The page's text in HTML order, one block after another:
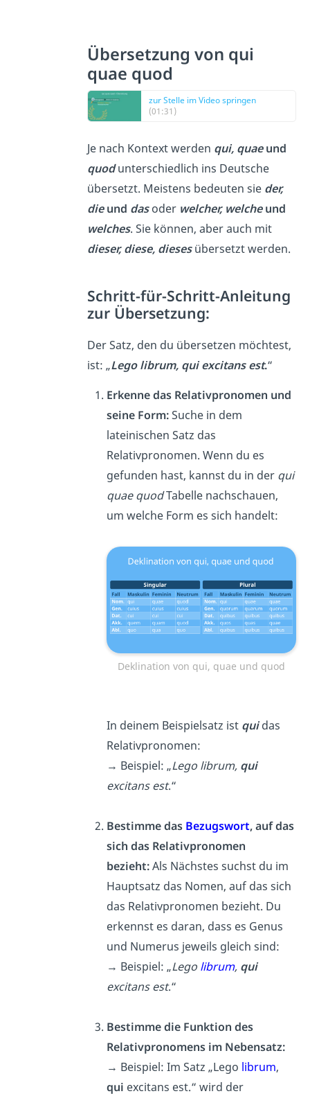
Übersetzung von qui
quae quod
zur Stelle im Video springen
(01:31)
Je nach Kontext werden qui, quaeund
quodunterschiedlich ins Deutsche
übersetzt. Meistens bedeuten sie der,
dieund dasoder welcher, welcheund
welches. Sie können, aber auch mit
dieser, diese, diesesübersetzt werden.
Schritt-für-Schritt-Anleitung
zur Übersetzung:
Der Satz, den du übersetzen möchtest,
ist: „Lego librum, qui excitans est.“
Erkenne das Relativpronomen und
seine Form:Suche in dem
lateinischen Satz das
Relativpronomen. Wenn du es
gefunden hast, kannst du in der qui
quae quodTabelle nachschauen,
um welche Form es sich handelt:
Deklination von qui, quae und quod
In deinem Beispielsatz ist qui das
Relativpronomen:
→ Beispiel: „Lego librum, qui
excitans est.“
Bestimme das Bezugswort, auf das
sich das Relativpronomen
bezieht:Als Nächstes suchst du im
Hauptsatz das Nomen, auf das sich
das Relativpronomen bezieht. Du
erkennst es daran, dass es Genus
und Numerus jeweils gleich sind:
→ Beispiel: „Lego librum, qui
excitans est.“
Bestimme die Funktion des
Relativpronomens im Nebensatz:
→ Beispiel: Im Satz „Lego librum,
qui excitans est.“ wird der